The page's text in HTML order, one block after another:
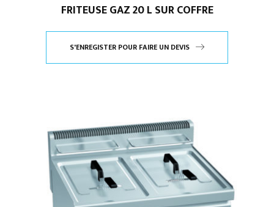
FRITEUSE GAZ 20 L SUR COFFRE
S'ENREGISTER POUR FAIRE UN DEVIS